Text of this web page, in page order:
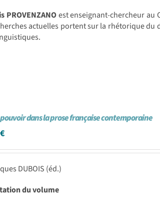
PROVENZANOest enseignant-chercheur au
actuelles portent sur la rhétorique
dans la prose française contemporaine
€
DUBOIS (éd.)
du volume